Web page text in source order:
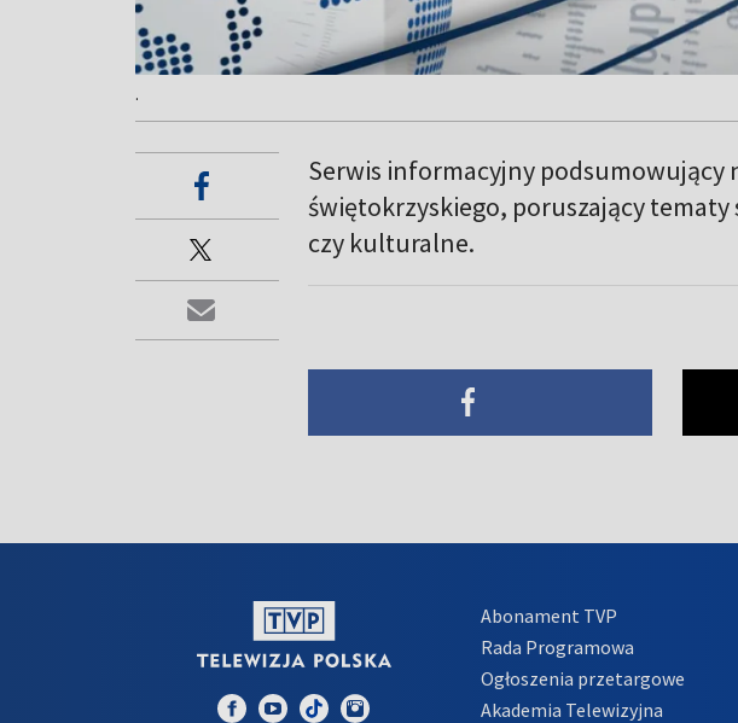
.
Serwis informacyjny podsumowujący
świętokrzyskiego, poruszający
czy kulturalne.
Abonament TVP
Rada Programowa
Ogłoszenia przetargowe
Akademia Telewizyjna